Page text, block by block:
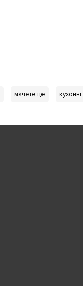
мачете це